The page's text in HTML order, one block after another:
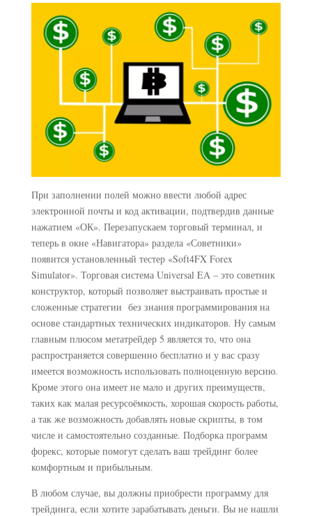
При заполнении полей можно ввести любой адрес
электронной почты и код активации, подтвердив данные
нажатием «ОК». Перезапускаем торговый терминал, и
теперь в окне «Навигатора» раздела «Советники»
появится установленный тестер «Soft4FX Forex
Simulator». Торговая система Universal EA – это советник
конструктор, который позволяет выстраивать простые и
сложенные стратегии без знания программирования на
основе стандартных технических индикаторов. Ну самым
главным плюсом метатрейдер 5 является то, что она
распространяется совершенно бесплатно и у вас сразу
имеется возможность использовать полноценную версию.
Кроме этого она имеет не мало и других преимуществ,
таких как малая ресурсоёмкость, хорошая скорость работы,
а так же возможность добавлять новые скрипты, в том
числе и самостоятельно созданные. Подборка программ
форекс, которые помогут сделать ваш трейдинг более
комфортным и прибыльным.
В любом случае, вы должны приобрести программу для
трейдинга, если хотите зарабатывать деньги. Вы не нашли